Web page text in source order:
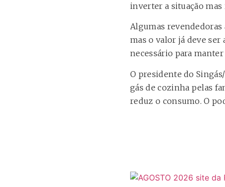
inverter a situação
Algumas
mas o valor já deve
necessário para
O presidente do
gás de cozinha pelas
reduz o consumo. O